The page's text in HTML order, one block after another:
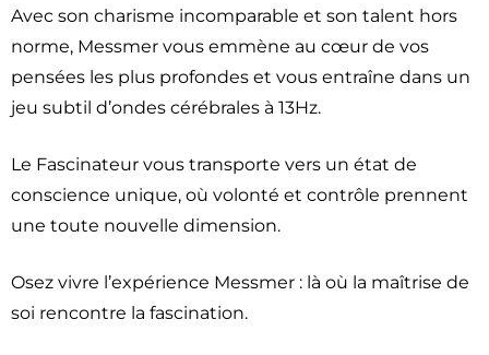
Avec son charisme incomparable et son talent hors
norme, Messmer vous emmène au cœur de vos
pensées les plus profondes et vous entraîne dans un
jeu subtil d’ondes cérébrales à 13Hz.
Le Fascinateur vous transporte vers un état de
conscience unique, où volonté et contrôle prennent
une toute nouvelle dimension.
Osez vivre l’expérience Messmer : là où la maîtrise de
soi rencontre la fascination.